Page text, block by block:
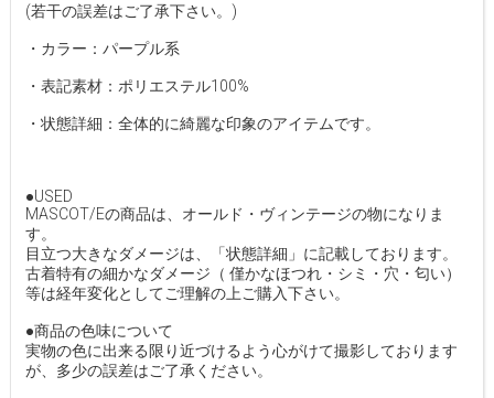
(若干の誤差はご了承下さい。)
・カラー：パープル系
・表記素材：ポリエステル100%
・状態詳細：全体的に綺麗な印象のアイテムです。
●USED
MASCOT/Eの商品は、オールド・ヴィンテージの物になりま
す。
目立つ大きなダメージは、「状態詳細」に記載しております。
古着特有の細かなダメージ（ 僅かなほつれ・シミ・穴・匂い）
等は経年変化としてご理解の上ご購入下さい。
●商品の色味について
実物の色に出来る限り近づけるよう心がけて撮影しております
が、多少の誤差はご了承ください。